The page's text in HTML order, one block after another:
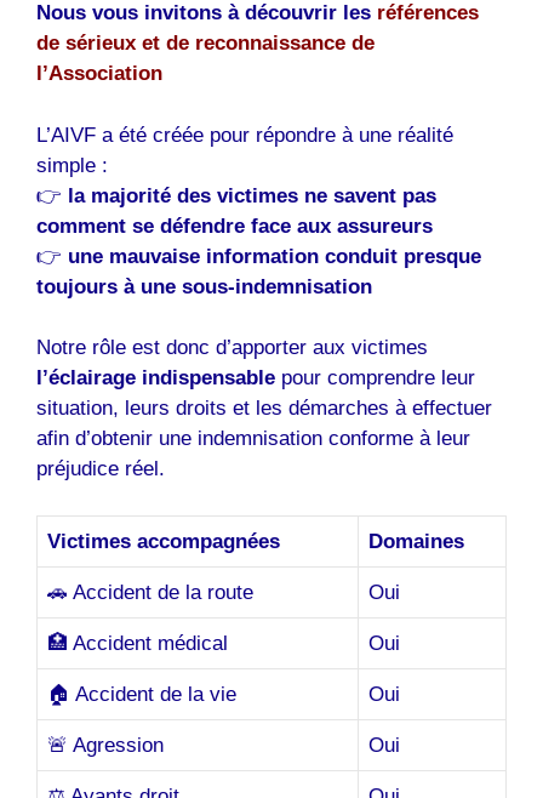
Nous vous invitons à découvrir les références
de sérieux et de reconnaissance de
l’Association
L’AIVF a été créée pour répondre à une réalité
simple :
👉 la majorité des victimes ne savent pas
comment se défendre face aux assureurs
👉 une mauvaise information conduit presque
toujours à une sous-indemnisation
Notre rôle est donc d’apporter aux victimes
l’éclairage indispensable pour comprendre leur
situation, leurs droits et les démarches à effectuer
afin d’obtenir une indemnisation conforme à leur
préjudice réel.
Victimes accompagnées Domaines
🚗 Accident de la route Oui
🏥 Accident médical Oui
🏠 Accident de la vie Oui
🚨 Agression Oui